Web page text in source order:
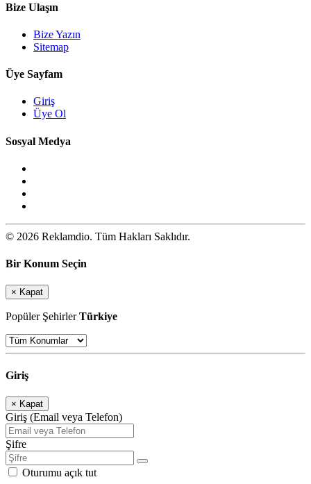
Bize Ulaşın
Bize Yazın
Sitemap
Üye Sayfam
Giriş
Üye Ol
Sosyal Medya
© 2026 Reklamdio. Tüm Hakları Saklıdır.
Bir Konum Seçin
× Kapat
Popüler ŞehirlerTürkiye
Giriş
× Kapat
Giriş (Email veya Telefon)
Şifre
Oturumu açık tut